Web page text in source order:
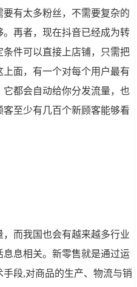
有太多粉丝，不需要复杂的
再者，现在抖音已经成为转
件可以直接上店铺，只需把
面，有一个对每个用户最有
都会自动给你分发流量，也
至少有几百个新顾客能够看
而我国也会有越来越多行业
息相关。新零售就是通过运
段,对商品的生产、物流与销